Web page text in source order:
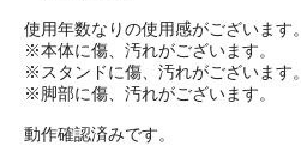
使用年数なりの使用感がございます。
※本体に傷、汚れがございます。
※スタンドに傷、汚れがございます。
※脚部に傷、汚れがございます。
動作確認済みです。